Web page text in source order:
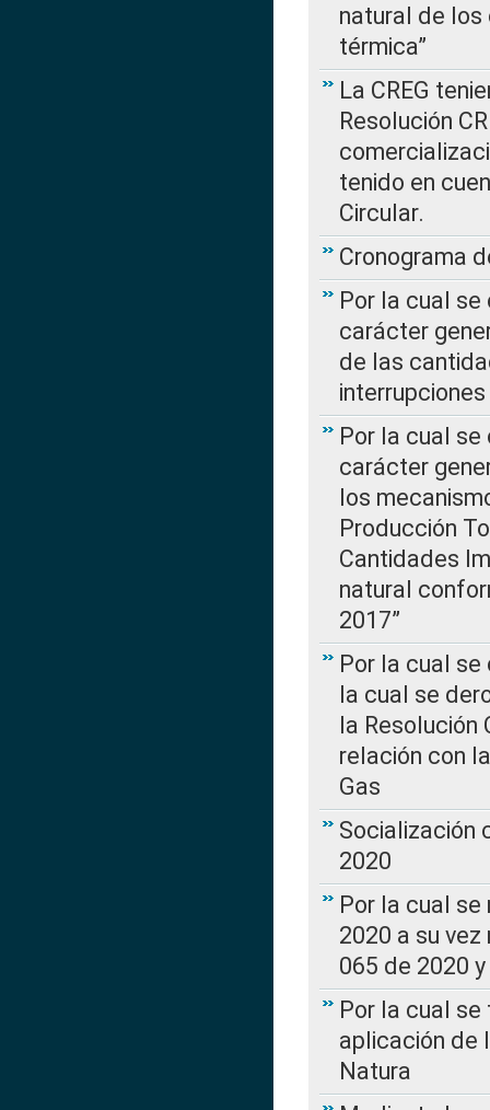
natural de los
térmica”
La CREG
Resolución
tenido en
Circular.
Cronograma
Por la cual
carácter
de las
Por la cual
carácter
los
Producción
Cantidades
natural
2017”
Por la cual
la cual se
la Resolución
relación con
Gas
Socialización
2020
Por la cual se
2020 a su
065 de 2020
Por la cual
aplicación de
Natura